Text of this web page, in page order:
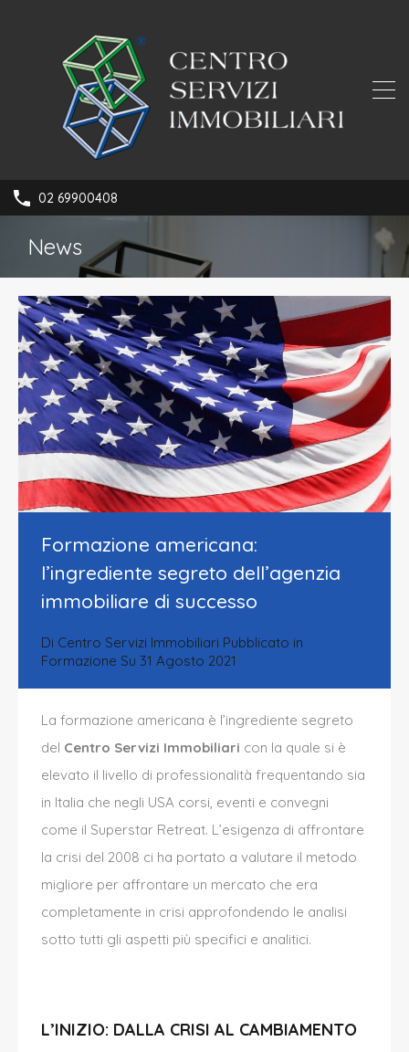
02 69900408
News
Formazione americana:
l’ingrediente segreto dell’agenzia
immobiliare di successo
Di Centro Servizi Immobiliari Pubblicato in
Formazione Su 31 Agosto 2021
La formazione americana è l’ingrediente segreto
del Centro Servizi Immobiliari con la quale si è
elevato il livello di professionalità frequentando sia
in Italia che negli USA corsi, eventi e convegni
come il Superstar Retreat. L’esigenza di affrontare
la crisi del 2008 ci ha portato a valutare il metodo
migliore per affrontare un mercato che era
completamente in crisi approfondendo le analisi
sotto tutti gli aspetti più specifici e analitici.
L’INIZIO: DALLA CRISI AL CAMBIAMENTO